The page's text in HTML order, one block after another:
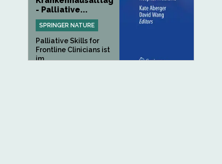
- Palliative...
SPRINGER NATURE
Palliative Skills for
Frontline Clinicians ist
im...